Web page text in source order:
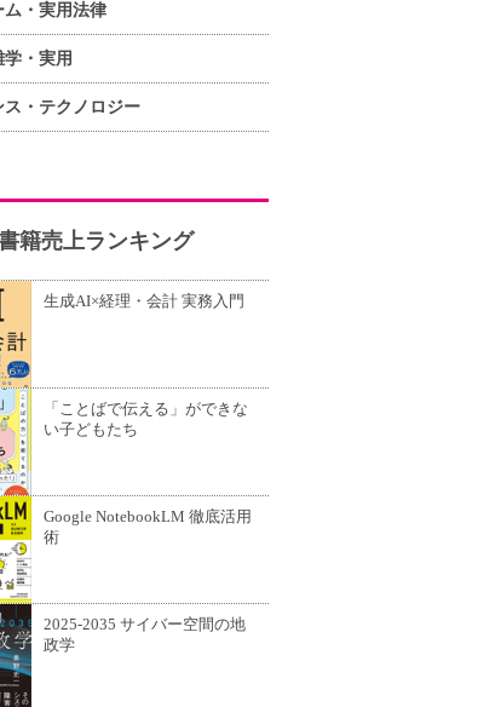
ム・実用法律
・実用
ス・テクノロジー
籍売上ランキング
生成AI×経理・会計 実務入門
「ことばで伝える」ができな
い子どもたち
Google NotebookLM 徹底活用
術
2025-2035 サイバー空間の地
政学